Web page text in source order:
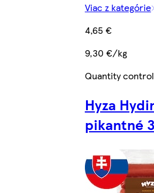
Viac z kategórie
4,65 €
9,30 €/kg
Quantity
Hyza
pikantné